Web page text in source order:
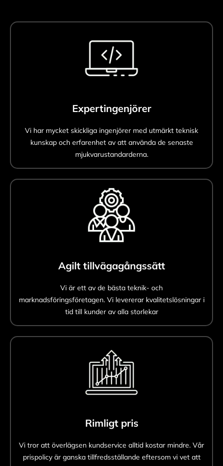
Expertingenjörer
Vi har mycket skickliga ingenjörer med utmärkt teknisk
kunskap och erfarenhet av att använda de senaste
mjukvarustandarderna.
Agilt tillvägagångssätt
Vi är ett av de bästa teknik- och
marknadsföringsföretagen. Vi levererar kvalitetslösningar i
tid till kunder av alla storlekar
Rimligt pris
Vi tror att överlägsen kundservice alltid kostar mindre. Vår
prispolicy är ganska tillfredsställande eftersom vi vet att